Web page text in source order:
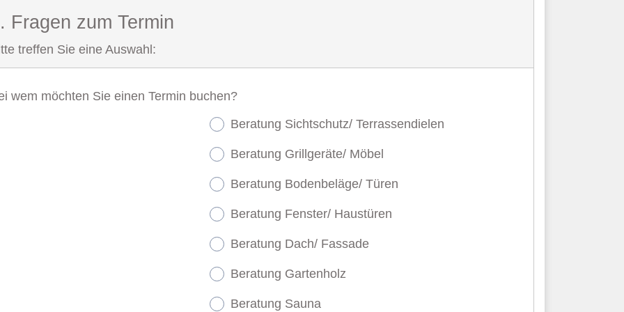
Fragen zum Termin
treffen Sie eine Auswahl:
wem möchten Sie einen Termin buchen?
Beratung Sichtschutz/ Terrassendielen
Beratung Grillgeräte/ Möbel
Beratung Bodenbeläge/ Türen
Beratung Fenster/ Haustüren
Beratung Dach/ Fassade
Beratung Gartenholz
Beratung Sauna